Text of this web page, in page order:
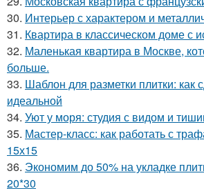
30. Интерьер с характером и
31. Квартира в классическом доме с
32. Маленькая квартира в Москве,
больше.
33. Шаблон для разметки плитки: как
идеальной
34. Уют у моря: студия с видом и
35. Мастер-класс: как работать с
15х15
36. Экономим до 50% на укладке
20*30